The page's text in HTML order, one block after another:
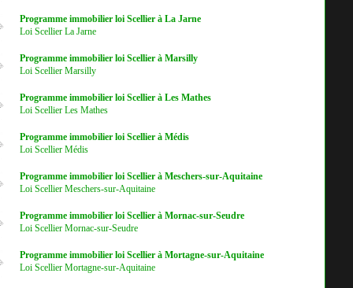
Programme immobilier loi Scellier à La Jarne
Loi Scellier La Jarne
Programme immobilier loi Scellier à Marsilly
Loi Scellier Marsilly
Programme immobilier loi Scellier à Les Mathes
Loi Scellier Les Mathes
Programme immobilier loi Scellier à Médis
Loi Scellier Médis
Programme immobilier loi Scellier à Meschers-sur-Aquitaine
Loi Scellier Meschers-sur-Aquitaine
Programme immobilier loi Scellier à Mornac-sur-Seudre
Loi Scellier Mornac-sur-Seudre
Programme immobilier loi Scellier à Mortagne-sur-Aquitaine
Loi Scellier Mortagne-sur-Aquitaine